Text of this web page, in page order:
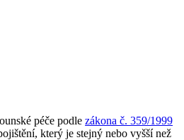
péče podlezákona č. 359/1999
který je stejný nebo vyšší než